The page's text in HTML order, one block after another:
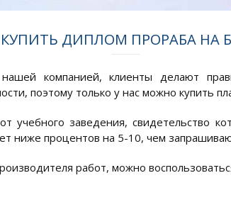
ДИПЛОМ ПРОРАБА НА
компанией, клиенты делают
поэтому только у нас можно купить
учебного заведения, свидетельство
ниже процентов на 5-10, чем
работ, можно